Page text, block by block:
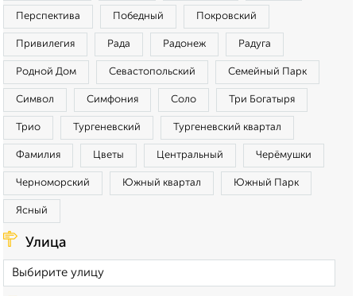
Перспектива Победный Покровский
Привилегия Рада Радонеж Радуга
Родной Дом Севастопольский Семейный Парк
Символ Симфония Соло Три Богатыря
Трио Тургеневский Тургеневский квартал
Фамилия Цветы Центральный Черёмушки
Черноморский Южный квартал Южный Парк
Ясный
Улица